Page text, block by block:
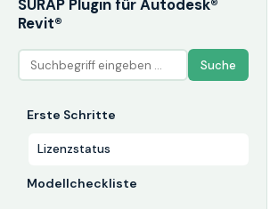
SURAP Plugin für Autodesk®
Revit®
Suche
Erste Schritte
Lizenzstatus
Modellcheckliste